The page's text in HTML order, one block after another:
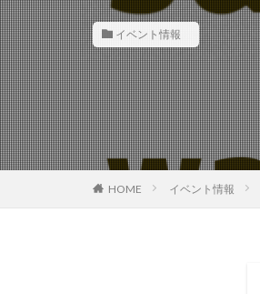
イベント情報
HOME イベント情報